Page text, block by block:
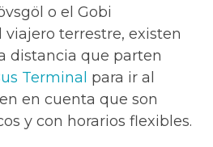
o el Gobi
viajero terrestre, existen
distancia que parten
Terminal para ir al
en cuenta que son
y con horarios flexibles.